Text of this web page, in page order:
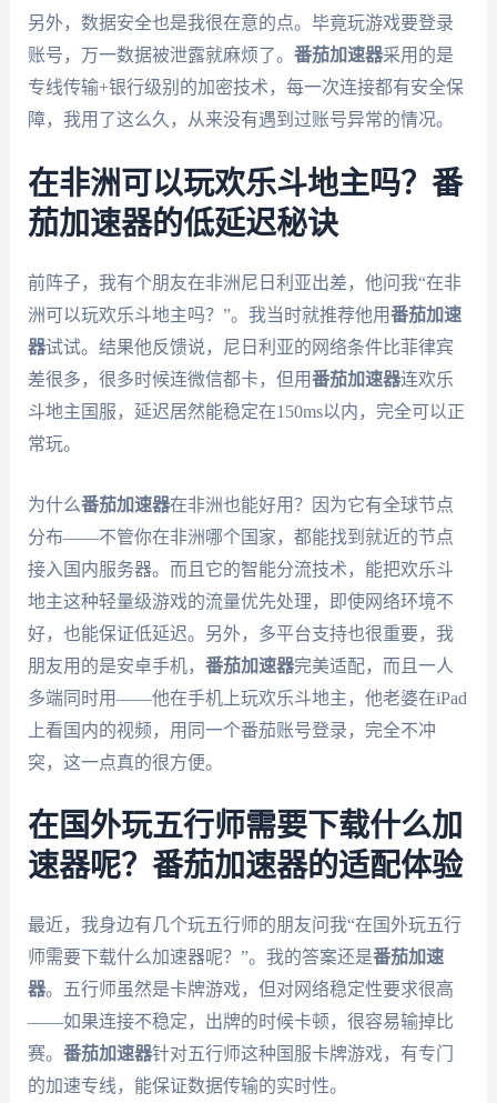
另外，数据安全也是我很在意的点。毕竟玩游戏要登录
账号，万一数据被泄露就麻烦了。 番茄加速器采用的是
专线传输+银行级别的加密技术，每一次连接都有安全保
障，我用了这么久，从来没有遇到过账号异常的情况。
在非洲可以玩欢乐斗地主吗？番
茄加速器的低延迟秘诀
前阵子，我有个朋友在非洲尼日利亚出差，他问我“在非
洲可以玩欢乐斗地主吗？”。我当时就推荐他用番茄加速
器试试。结果他反馈说，尼日利亚的网络条件比菲律宾
差很多，很多时候连微信都卡，但用番茄加速器连欢乐
斗地主国服，延迟居然能稳定在150ms以内，完全可以正
常玩。
为什么番茄加速器在非洲也能好用？因为它有全球节点
分布——不管你在非洲哪个国家，都能找到就近的节点
接入国内服务器。而且它的智能分流技术，能把欢乐斗
地主这种轻量级游戏的流量优先处理，即使网络环境不
好，也能保证低延迟。另外，多平台支持也很重要，我
朋友用的是安卓手机， 番茄加速器完美适配，而且一人
多端同时用——他在手机上玩欢乐斗地主，他老婆在iPad
上看国内的视频，用同一个番茄账号登录，完全不冲
突，这一点真的很方便。
在国外玩五行师需要下载什么加
速器呢？番茄加速器的适配体验
最近，我身边有几个玩五行师的朋友问我“在国外玩五行
师需要下载什么加速器呢？”。我的答案还是番茄加速
器。五行师虽然是卡牌游戏，但对网络稳定性要求很高
——如果连接不稳定，出牌的时候卡顿，很容易输掉比
赛。 番茄加速器针对五行师这种国服卡牌游戏，有专门
的加速专线，能保证数据传输的实时性。